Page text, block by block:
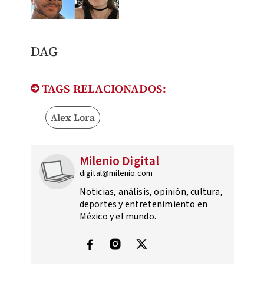
DAG
TAGS RELACIONADOS:
Alex Lora
Milenio Digital
digital@milenio.com
Noticias, análisis, opinión, cultura,
deportes y entretenimiento en
México y el mundo.